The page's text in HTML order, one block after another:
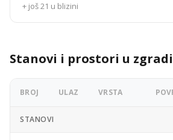
+ još 21 u blizini
Stanovi i prostori u zgradi
BROJ ULAZ VRSTA
STANOVI